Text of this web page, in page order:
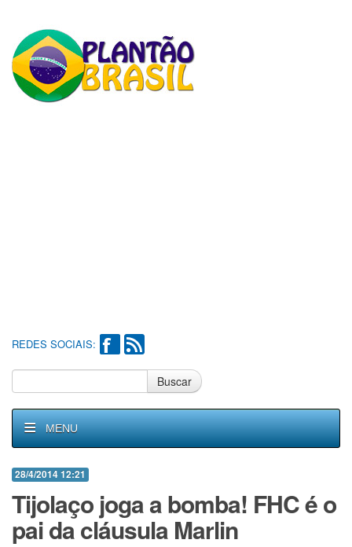
REDES SOCIAIS:
Buscar
MENU
28/4/2014 12:21
Tijolaço joga a bomba! FHC é o
pai da cláusula Marlin